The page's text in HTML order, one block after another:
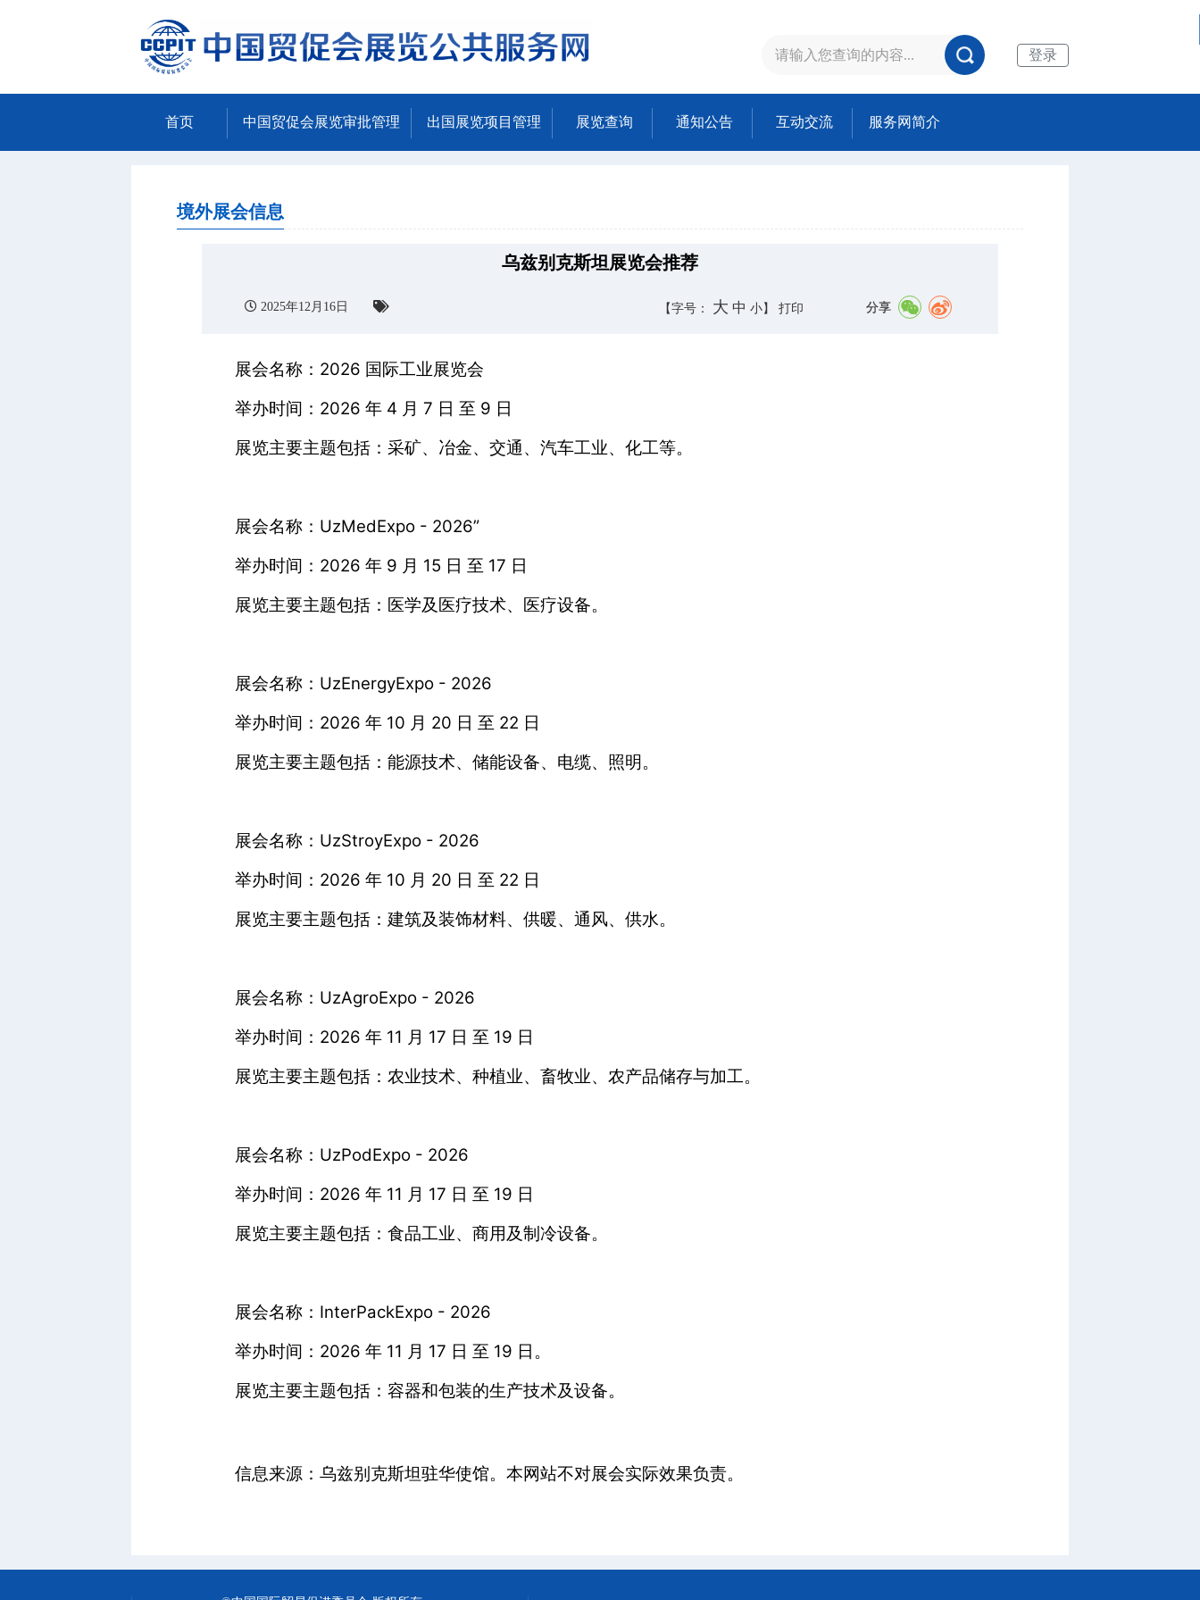
登录
首页 中国贸促会展览审批管理 出国展览项目管理 展览查询 通知公告 互动交流 服务网简介
境外展会信息
乌兹别克斯坦展览会推荐
2025年12月16日 【字号： 大 中 小】打印 分享
展会名称：2026 国际工业展览会
举办时间：2026 年 4 月 7 日 至 9 日
展览主要主题包括：采矿、冶金、交通、汽车工业、化工等。
展会名称：UzMedExpo - 2026”
举办时间：2026 年 9 月 15 日 至 17 日
展览主要主题包括：医学及医疗技术、医疗设备。
展会名称：UzEnergyExpo - 2026
举办时间：2026 年 10 月 20 日 至 22 日
展览主要主题包括：能源技术、储能设备、电缆、照明。
展会名称：UzStroyExpo - 2026
举办时间：2026 年 10 月 20 日 至 22 日
展览主要主题包括：建筑及装饰材料、供暖、通风、供水。
展会名称：UzAgroExpo - 2026
举办时间：2026 年 11 月 17 日 至 19 日
展览主要主题包括：农业技术、种植业、畜牧业、农产品储存与加工。
展会名称：UzPodExpo - 2026
举办时间：2026 年 11 月 17 日 至 19 日
展览主要主题包括：食品工业、商用及制冷设备。
展会名称：InterPackExpo - 2026
举办时间：2026 年 11 月 17 日 至 19 日。
展览主要主题包括：容器和包装的生产技术及设备。
信息来源：乌兹别克斯坦驻华使馆。本网站不对展会实际效果负责。